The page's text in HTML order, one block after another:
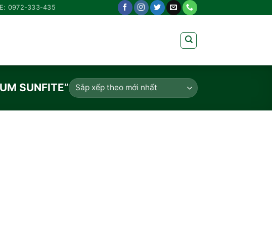
0972-333-435
SUNFITE”